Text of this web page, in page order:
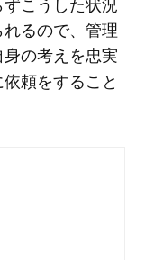
るので、管理
の考えを忠実
頼をすること